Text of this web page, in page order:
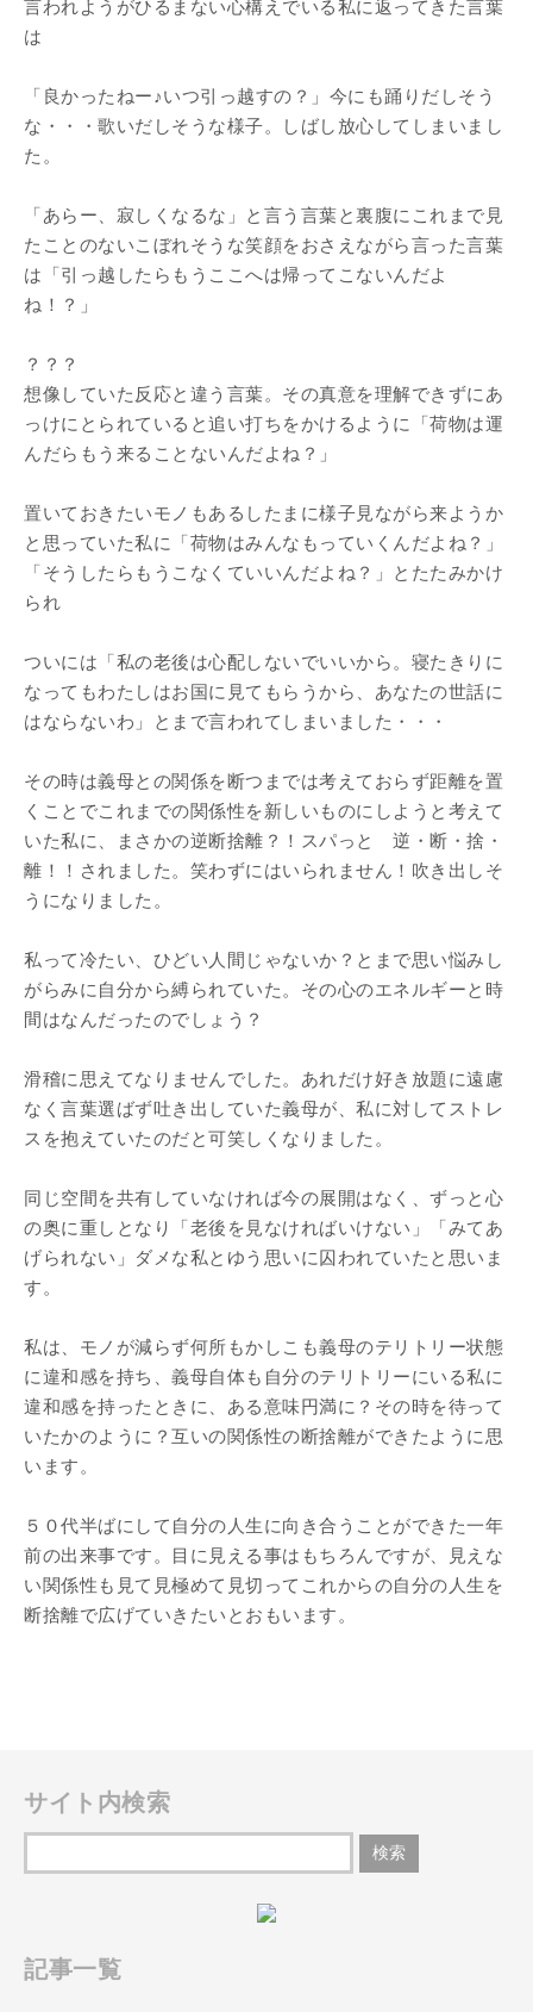
言われようがひるまない心構えでいる私に返ってきた言葉
は
「良かったねー♪いつ引っ越すの？」今にも踊りだしそう
な・・・歌いだしそうな様子。しばし放心してしまいまし
た。
「あらー、寂しくなるな」と言う言葉と裏腹にこれまで見
たことのないこぼれそうな笑顔をおさえながら言った言葉
は「引っ越したらもうここへは帰ってこないんだよ
ね！？」
？？？
想像していた反応と違う言葉。その真意を理解できずにあ
っけにとられていると追い打ちをかけるように「荷物は運
んだらもう来ることないんだよね？」
置いておきたいモノもあるしたまに様子見ながら来ようか
と思っていた私に「荷物はみんなもっていくんだよね？」
「そうしたらもうこなくていいんだよね？」とたたみかけ
られ
ついには「私の老後は心配しないでいいから。寝たきりに
なってもわたしはお国に見てもらうから、あなたの世話に
はならないわ」とまで言われてしまいました・・・
その時は義母との関係を断つまでは考えておらず距離を置
くことでこれまでの関係性を新しいものにしようと考えて
いた私に、まさかの逆断捨離？！スパっと 逆・断・捨・
離！！されました。笑わずにはいられません！吹き出しそ
うになりました。
私って冷たい、ひどい人間じゃないか？とまで思い悩みし
がらみに自分から縛られていた。その心のエネルギーと時
間はなんだったのでしょう？
滑稽に思えてなりませんでした。あれだけ好き放題に遠慮
なく言葉選ばず吐き出していた義母が、私に対してストレ
スを抱えていたのだと可笑しくなりました。
同じ空間を共有していなければ今の展開はなく、ずっと心
の奥に重しとなり「老後を見なければいけない」「みてあ
げられない」ダメな私とゆう思いに囚われていたと思いま
す。
私は、モノが減らず何所もかしこも義母のテリトリー状態
に違和感を持ち、義母自体も自分のテリトリーにいる私に
違和感を持ったときに、ある意味円満に？その時を待って
いたかのように？互いの関係性の断捨離ができたように思
います。
５０代半ばにして自分の人生に向き合うことができた一年
前の出来事です。目に見える事はもちろんですが、見えな
い関係性も見て見極めて見切ってこれからの自分の人生を
断捨離で広げていきたいとおもいます。
サイト内検索
記事一覧